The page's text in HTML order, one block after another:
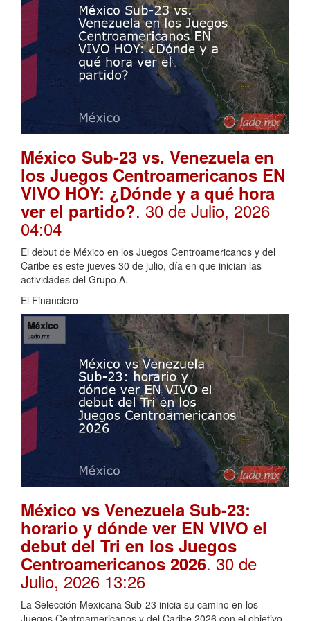
México Sub-23 vs. Venezuela en
los Juegos Centroamericanos EN
VIVO HOY: ¿Dónde y a qué hora
ver el partido?. 30 de Julio, 2026
04:04
El debut de México en los Juegos Centroamericanos y del
Caribe es este jueves 30 de julio, día en que inician las
actividades del Grupo A.
El Financiero
México vs Venezuela Sub-23:
horario y dónde ver EN VIVO el
debut del Tri en los Juegos
Centroamericanos 2026. 30 de
Julio, 2026 13:26
La Selección Mexicana Sub-23 inicia su camino en los